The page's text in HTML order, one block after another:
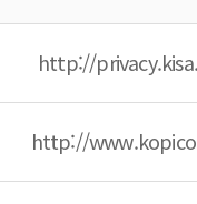
http://
http://